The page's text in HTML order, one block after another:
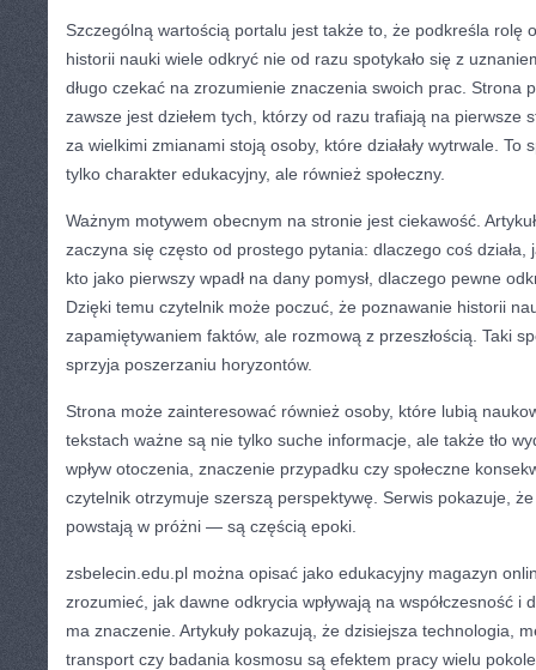
Szczególną wartością portalu jest także to, że podkreśla rolę
historii nauki wiele odkryć nie od razu spotykało się z
długo czekać na zrozumienie znaczenia swoich prac. Strona
zawsze jest dziełem tych, którzy od razu trafiają na pierwsze
za wielkimi zmianami stoją osoby, które działały wytrwale. To
tylko charakter edukacyjny, ale również społeczny.
Ważnym motywem obecnym na stronie jest ciekawość.
zaczyna się często od prostego pytania: dlaczego coś działa,
kto jako pierwszy wpadł na dany pomysł, dlaczego pewne
Dzięki temu czytelnik może poczuć, że poznawanie historii
zapamiętywaniem faktów, ale rozmową z przeszłością. Taki
sprzyja poszerzaniu horyzontów.
Strona może zainteresować również osoby, które lubią
tekstach ważne są nie tylko suche informacje, ale także tło
wpływ otoczenia, znaczenie przypadku czy społeczne
czytelnik otrzymuje szerszą perspektywę. Serwis pokazuje,
powstają w próżni — są częścią epoki.
zsbelecin.edu.pl można opisać jako edukacyjny magazyn
zrozumieć, jak dawne odkrycia wpływają na współczesność i
ma znaczenie. Artykuły pokazują, że dzisiejsza technologia,
transport czy badania kosmosu są efektem pracy wielu